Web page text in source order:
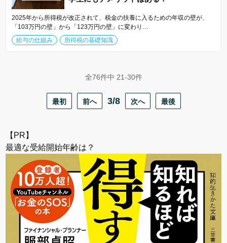
2025年から所得税が改正されて、税金の扶養に入るための年収の壁が、
「103万円の壁」から「123万円の壁」に変わり…
給与の仕組み
所得税の基礎知識
全76件中 21-30件
最初 前へ 3/8 次へ 最後
【PR】
最適な受給開始年齢は？